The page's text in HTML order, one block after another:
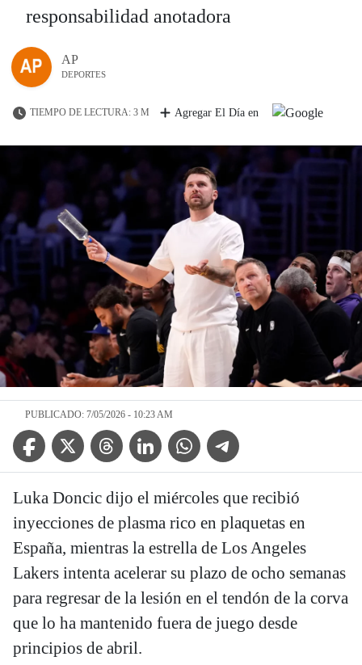
responsabilidad anotadora
AP
DEPORTES
TIEMPO DE LECTURA: 3 M Agregar El Día en
PUBLICADO: 7/05/2026 - 10:23 AM
Facebook IconTwitter IconThreads IconLinkedin IconWhatsApp IconTelegram Icon
Luka Doncic dijo el miércoles que recibió
inyecciones de plasma rico en plaquetas en
España, mientras la estrella de Los Angeles
Lakers intenta acelerar su plazo de ocho semanas
para regresar de la lesión en el tendón de la corva
que lo ha mantenido fuera de juego desde
principios de abril.